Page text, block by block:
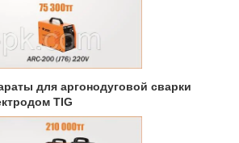
для аргонодуговой сварки
TIG